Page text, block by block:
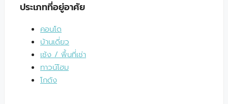
ประเภทที่อยู่อาศัย
คอนโด
บ้านเดี่ยว
เซ้ง / พื้นที่เช่า
ทาวน์โฮม
โกดัง